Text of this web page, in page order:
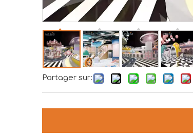
Partager sur: